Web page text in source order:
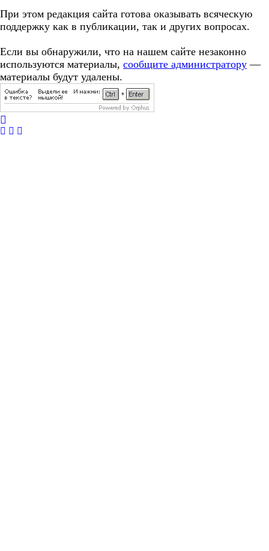
При этом редакция сайта готова оказывать всяческую
поддержку как в публикации, так и других вопросах.
Если вы обнаружили, что на нашем сайте незаконно
используются материалы, сообщите администратору —
материалы будут удалены.